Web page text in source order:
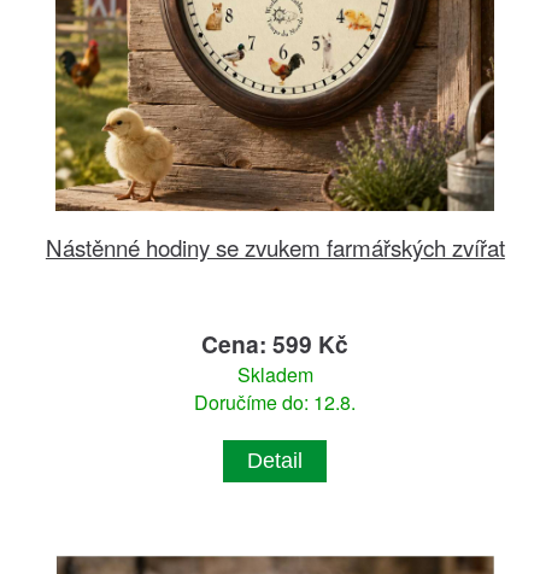
Nástěnné hodiny se zvukem farmářských zvířat
Cena: 599 Kč
Skladem
Doručíme do: 12.8.
Detail